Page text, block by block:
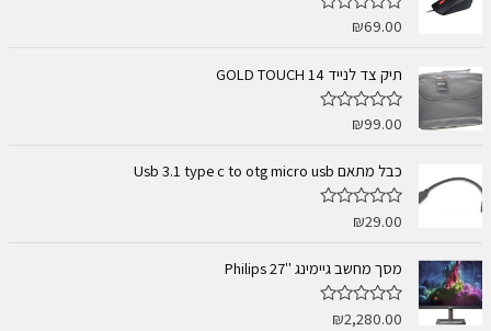
ד
ג
0
מ
ת
ו
₪69.00
תיק צד לנייד 14 GOLD TOUCH
ד
ג
מ
ת
ו
₪99.00
כבל מתאם Usb 3.1 type c to otg micro usb
ד
ג
0
מ
ת
ו
₪29.00
מסך מחשב גיימינג ''Philips 27
ד
₪2,280.00